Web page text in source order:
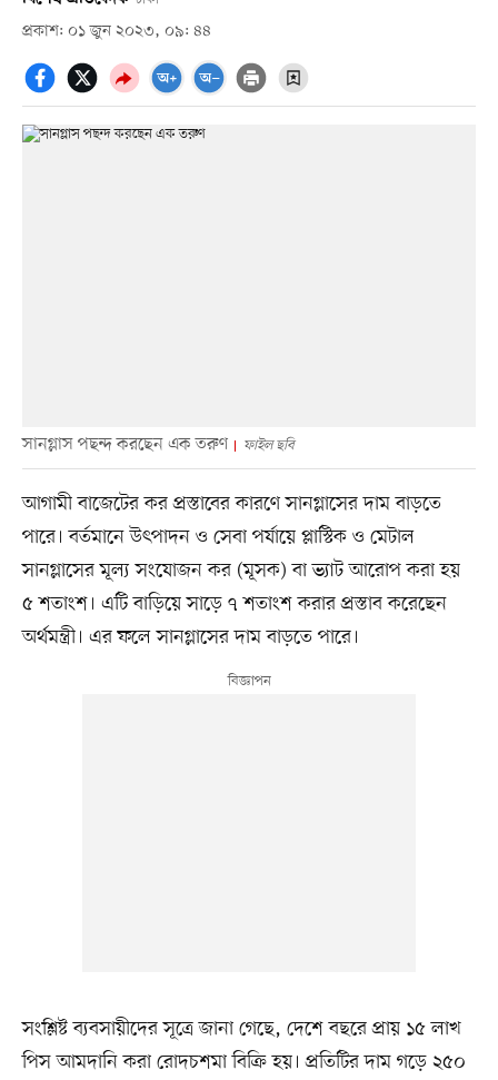
প্রকাশ: ০১ জুন ২০২৩, ০৯: ৪৪
সানগ্লাস পছন্দ করছেন এক তরুণ ফাইল ছবি
আগামী বাজেটের কর প্রস্তাবের কারণে সানগ্লাসের দাম বাড়তে
পারে। বর্তমানে উৎপাদন ও সেবা পর্যায়ে প্লাস্টিক ও মেটাল
সানগ্লাসের মূল্য সংযোজন কর (মূসক) বা ভ্যাট আরোপ করা হয়
৫ শতাংশ। এটি বাড়িয়ে সাড়ে ৭ শতাংশ করার প্রস্তাব করেছেন
অর্থমন্ত্রী। এর ফলে সানগ্লাসের দাম বাড়তে পারে।
সংশ্লিষ্ট ব্যবসায়ীদের সূত্রে জানা গেছে, দেশে বছরে প্রায় ১৫ লাখ
পিস আমদানি করা রোদচশমা বিক্রি হয়। প্রতিটির দাম গড়ে ২৫০